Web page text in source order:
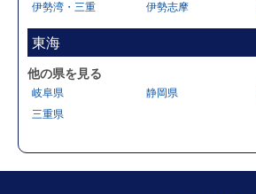
伊勢湾・三重 伊勢志摩
東海
他の県を見る
岐阜県 静岡県
三重県